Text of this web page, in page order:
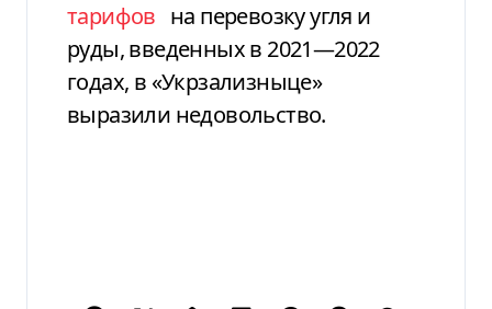
тарифов на перевозку угля и
руды, введенных в 2021—2022
годах, в «Укрзализныце»
выразили недовольство.